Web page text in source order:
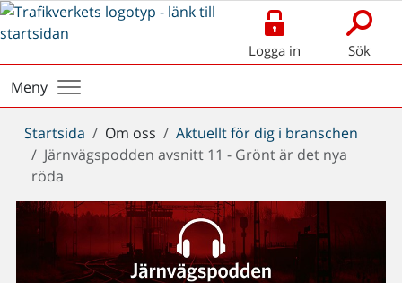
Logga in Sök
Meny
Du
är
här:
Startsida Om oss
Aktuellt för dig i branschen
Järnvägspodden avsnitt 11 - Grönt är det nya
röda